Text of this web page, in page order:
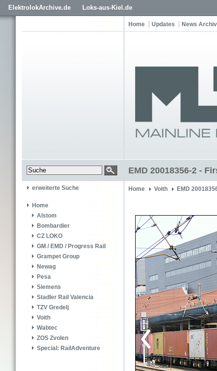
ElektrolokArchive.de Loks-aus-Kiel.de
Home Updates News Archiv
EMD 20018356-2 -
erweiterte Suche
Home
Alstom
Bombardier
CZ LOKO
GM / EMD / Progress Rail
Grampet Group
Newag
Pesa
Siemens
Stadler Rail Valencia
TZV Gredelj
Voith
Wabtec
ZOS Zvolen
Special: RailAdventure
Home Voith EMD